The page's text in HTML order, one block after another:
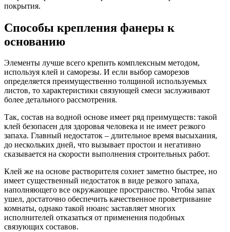
покрытия.
Способы крепления фанеры к
основанию
Элементы лучше всего крепить комплексным методом,
используя клей и саморезы. И если выбор саморезов
определяется преимущественно толщиной используемых
листов, то характеристики связующей смеси заслуживают
более детального рассмотрения.
Так, состав на водной основе имеет ряд преимуществ: такой
клей безопасен для здоровья человека и не имеет резкого
запаха. Главный недостаток – длительное время высыхания,
до нескольких дней, что вызывает простои и негативно
сказывается на скорости выполнения строительных работ.
Клей же на основе растворителя сохнет заметно быстрее, но
имеет существенный недостаток в виде резкого запаха,
наполняющего все окружающее пространство. Чтобы запах
ушел, достаточно обеспечить качественное проветривание
комнаты, однако такой нюанс заставляет многих
исполнителей отказаться от применения подобных
связующих составов.